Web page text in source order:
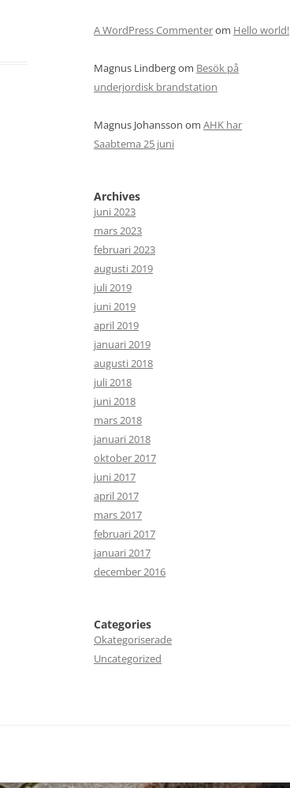
A WordPress Commenterom Hello world!
Magnus Lindbergom Besök på
underjordisk brandstation
Magnus Johansson om AHK har
Saabtema 25 juni
Archives
juni 2023
mars 2023
februari 2023
augusti 2019
juli 2019
juni 2019
april 2019
januari 2019
augusti 2018
juli 2018
juni 2018
mars 2018
januari 2018
oktober 2017
juni 2017
april 2017
mars 2017
februari 2017
januari 2017
december 2016
Categories
Okategoriserade
Uncategorized